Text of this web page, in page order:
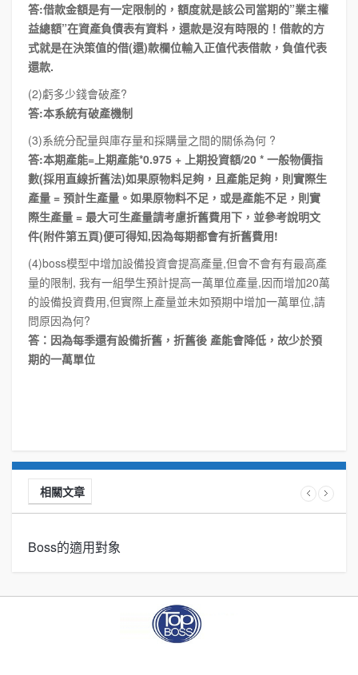
答:借款金額是有一定限制的，額度就是該公司當期的”業主權
益總額”在資產負債表有資料，還款是沒有時限的！借款的方
式就是在決策值的借(還)款欄位輸入正值代表借款，負值代表
還款.
(2)虧多少錢會破產?
答:本系統有破產機制
(3)系統分配量與庫存量和採購量之間的關係為何 ?
答:本期產能=上期產能*0.975 + 上期投資額/20 * 一般物價指
數(採用直線折舊法)如果原物料足夠，且產能足夠，則實際生
產量 = 預計生產量。如果原物料不足，或是產能不足，則實
際生產量 = 最大可生產量請考慮折舊費用下，並參考說明文
件(附件第五頁)便可得知,因為每期都會有折舊費用!
(4)boss模型中增加設備投資會提高產量,但會不會有有最高產
量的限制, 我有一組學生預計提高一萬單位產量,因而增加20萬
的設備投資費用,但實際上產量並未如預期中增加一萬單位,請
問原因為何?
答：因為每季還有設備折舊，折舊後 產能會降低，故少於預
期的一萬單位
相關文章
Boss的適用對象